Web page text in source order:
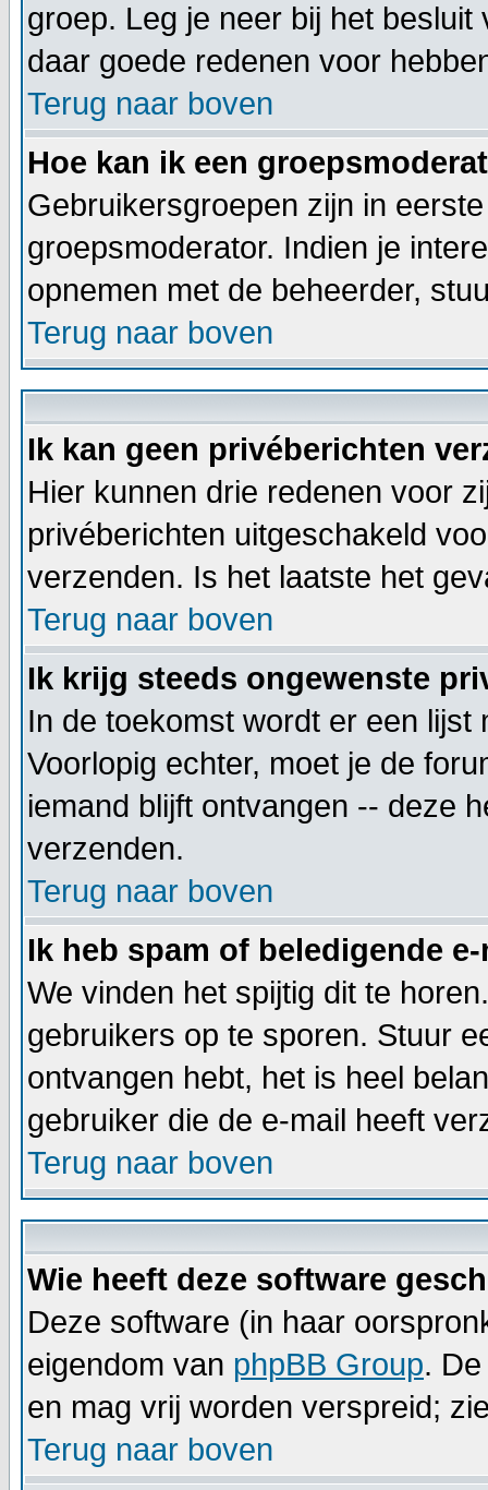
groep. Leg je neer bij het
daar goede redenen voor
Terug naar boven
Hoe kan ik een
Gebruikersgroepen zijn in
groepsmoderator. Indien je
opnemen met de beheerder,
Terug naar boven
Ik kan geen privéberichten
Hier kunnen drie redenen voor
privéberichten uitgeschakeld
verzenden. Is het laatste het
Terug naar boven
Ik krijg steeds ongewenste
In de toekomst wordt er een
Voorlopig echter, moet je de
iemand blijft ontvangen -- deze
verzenden.
Terug naar boven
Ik heb spam of beledigende
We vinden het spijtig dit te
gebruikers op te sporen. Stuur
ontvangen hebt, het is heel
gebruiker die de e-mail heeft
Terug naar boven
Wie heeft deze software
Deze software (in haar
eigendom van phpBB Group.
en mag vrij worden verspreid;
Terug naar boven